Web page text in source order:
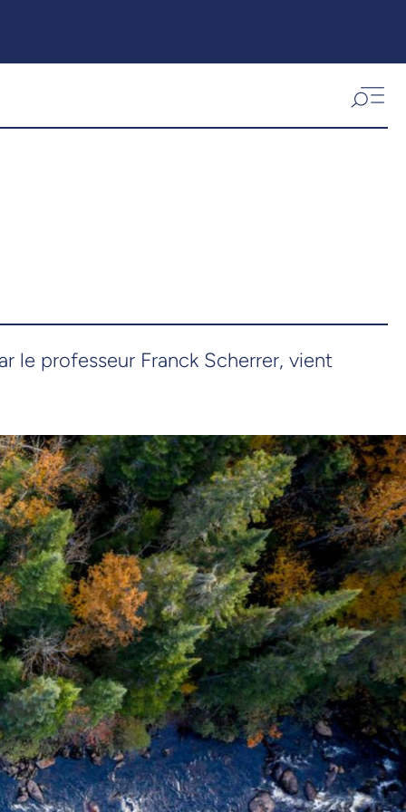
le professeur Franck Scherrer, vient